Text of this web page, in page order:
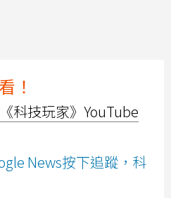
！
科技玩家》YouTube
News按下追蹤，科